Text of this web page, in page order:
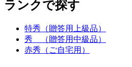
ランクで探す
特秀（贈答用上級品）
秀 （贈答用中級品）
赤秀（ご自宅用）